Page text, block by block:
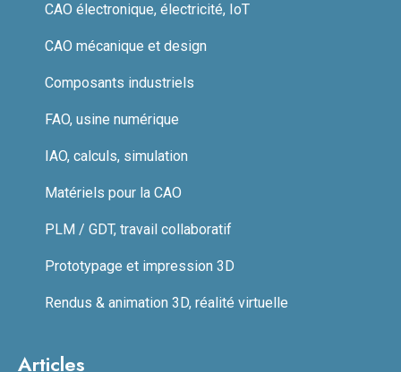
CAO électronique, électricité, IoT
CAO mécanique et design
Composants industriels
FAO, usine numérique
IAO, calculs, simulation
Matériels pour la CAO
PLM / GDT, travail collaboratif
Prototypage et impression 3D
Rendus & animation 3D, réalité virtuelle
Articles